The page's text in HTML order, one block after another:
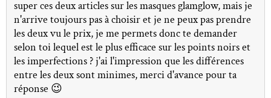
super ces deux articles sur les masques glamglow, mais je
n'arrive toujours pas à choisir et je ne peux pas prendre
les deux vu le prix, je me permets donc te demander
selon toi lequel est le plus efficace sur les points noirs et
les imperfections ? j'ai l'impression que les différences
entre les deux sont minimes, merci d'avance pour ta
réponse 😉